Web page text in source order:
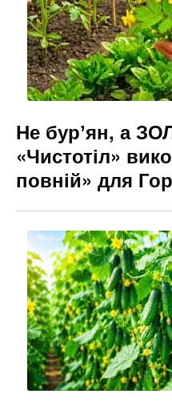
Не бурʼян, а
«Чистотіл»
повній» для